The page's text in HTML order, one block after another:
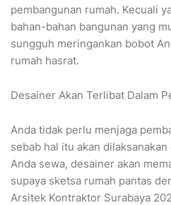
pembangunan rumah. Kecuali
bahan-bahan bangunan yang
sungguh meringankan bobot
rumah hasrat.
Desainer Akan Terlibat Dalam
Anda tidak perlu menjaga
sebab hal itu akan
Anda sewa, desainer akan
supaya sketsa rumah pantas
Arsitek Kontraktor Surabaya